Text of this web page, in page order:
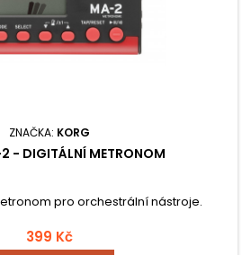
ZNAČKA: KORG
- DIGITÁLNÍ METRONOM
pro orchestrální nástroje.
399 Kč